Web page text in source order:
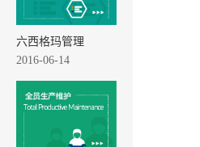
六西格玛管理
2016-06-14